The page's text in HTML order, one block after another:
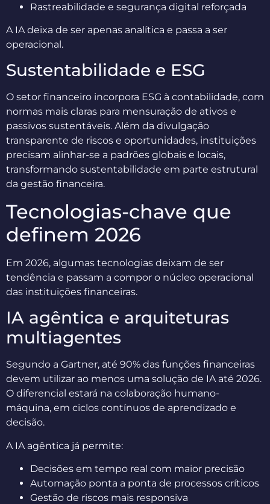
Rastreabilidade e segurança digital reforçada
A IA deixa de ser apenas analítica e passa a ser
operacional.
Sustentabilidade e ESG
O setor financeiro incorpora ESG à contabilidade, com
normas mais claras para mensuração de ativos e
passivos sustentáveis. Além da divulgação
transparente de riscos e oportunidades, instituições
precisam alinhar-se a padrões globais e locais,
transformando sustentabilidade em parte estrutural
da gestão financeira.
Tecnologias-chave que
definem 2026
Em 2026, algumas tecnologias deixam de ser
tendência e passam a compor o núcleo operacional
das instituições financeiras.
IA agêntica e arquiteturas
multiagentes
Segundo a Gartner, até 90% das funções financeiras
devem utilizar ao menos uma solução de IA até 2026.
O diferencial estará na colaboração humano-
máquina, em ciclos contínuos de aprendizado e
decisão.
A IA agêntica já permite:
Decisões em tempo real com maior precisão
Automação ponta a ponta de processos críticos
Gestão de riscos mais responsiva